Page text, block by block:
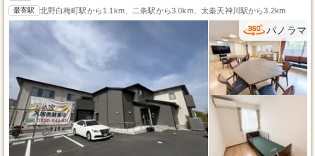
最寄駅 北野白梅町駅から1.1km、二条駅から3.0km、太秦天神川駅から3.2km
パノラマ